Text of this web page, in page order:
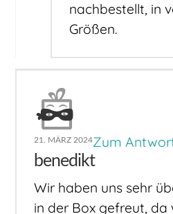
nachbestellt, in
Größen.
21. MÄRZ 2024Zum
benedikt
Wir haben uns sehr
in der Box gefreut, da